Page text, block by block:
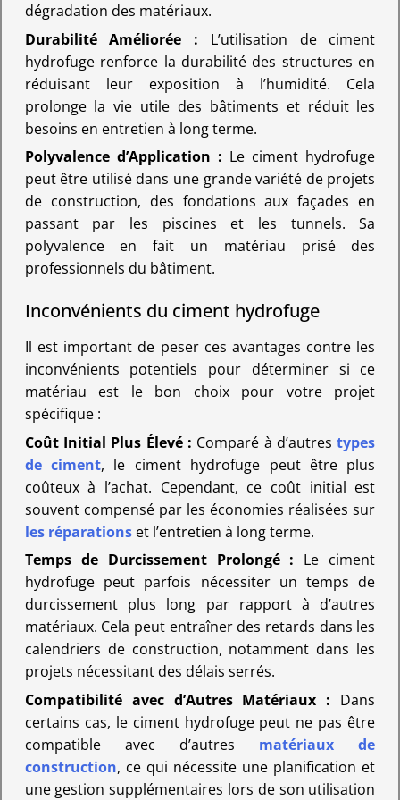
dégradation des matériaux.
Durabilité Améliorée : L’utilisation de ciment
hydrofuge renforce la durabilité des structures en
réduisant leur exposition à l’humidité. Cela
prolonge la vie utile des bâtiments et réduit les
besoins en entretien à long terme.
Polyvalence d’Application : Le ciment hydrofuge
peut être utilisé dans une grande variété de projets
de construction, des fondations aux façades en
passant par les piscines et les tunnels. Sa
polyvalence en fait un matériau prisé des
professionnels du bâtiment.
Inconvénients du ciment hydrofuge
Il est important de peser ces avantages contre les
inconvénients potentiels pour déterminer si ce
matériau est le bon choix pour votre projet
spécifique :
Coût Initial Plus Élevé : Comparé à d’autrestypes
de ciment, le ciment hydrofuge peut être plus
coûteux à l’achat. Cependant, ce coût initial est
souvent compensé par les économies réalisées sur
les réparationset l’entretien à long terme.
Temps de Durcissement Prolongé : Le ciment
hydrofuge peut parfois nécessiter un temps de
durcissement plus long par rapport à d’autres
matériaux. Cela peut entraîner des retards dans les
calendriers de construction, notamment dans les
projets nécessitant des délais serrés.
Compatibilité avec d’Autres Matériaux : Dans
certains cas, le ciment hydrofuge peut ne pas être
compatible avec d’autres matériaux de
construction, ce qui nécessite une planification et
une gestion supplémentaires lors de son utilisation